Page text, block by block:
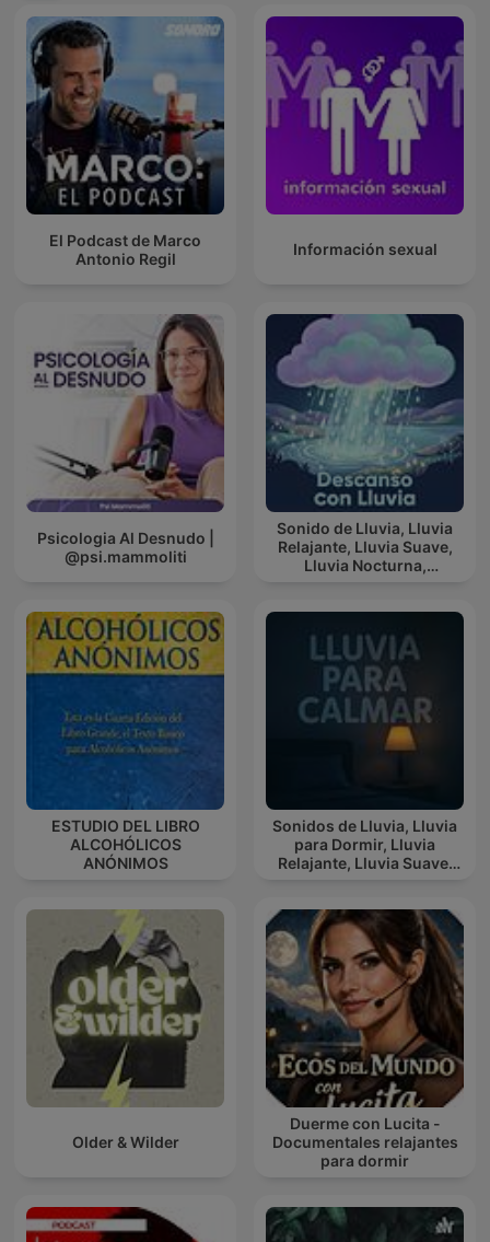
El Podcast de Marco
Antonio Regil
Información sexual
Psicologia Al Desnudo |
@psi.mammoliti
Sonido de Lluvia, Lluvia
Relajante, Lluvia Suave,
Lluvia Nocturna,
ESTUDIO DEL LIBRO
ALCOHÓLICOS
ANÓNIMOS
Sonidos de Lluvia, Lluvia
para Dormir, Lluvia
Relajante, Lluvia Suave,
Older & Wilder
Duerme con Lucita -
Documentales relajantes
para dormir